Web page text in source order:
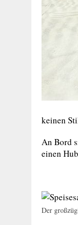
keinen
An Bord
einen
Der